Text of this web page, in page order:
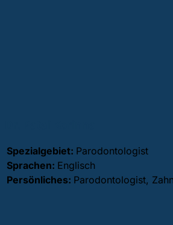
Spezialgebiet: Parodontologist
Sprachen: Englisch
Persönliches: Parodontologist,